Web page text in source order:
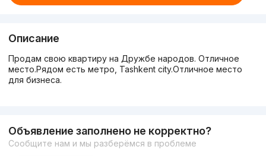
Описание
Продам свою квартиру на Дружбе народов. Отличное
место.Рядом есть метро, Tashkent city.Отличное место
для бизнеса.
Объявление заполнено не корректно?
Сообщите нам и мы разберёмся в проблеме